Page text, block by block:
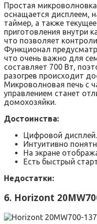
Простая
оснащается дисплеем,
таймер, а также
приготовления внутри
что позволяет
Функционал
что очень важно для
составляет 700 Вт,
разогрев происходит
Микроволновая печь с
управлением станет
домохозяйки.
Достоинства:
Цифровой дисплей.
Интуитивно
На экране
Есть быстрый
Недостатки:
6. Horizont